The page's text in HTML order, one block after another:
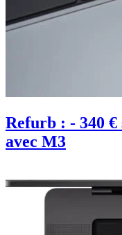
Refurb : - 340
avec M3